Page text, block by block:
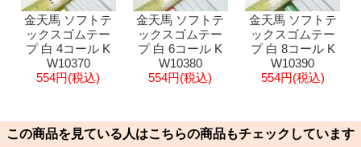
金天馬 ソフトテ
ックスゴムテー
プ 白 4コール K
W10370
554円(税込)
金天馬 ソフトテ
ックスゴムテー
プ 白 6コール K
W10380
554円(税込)
金天馬 ソフトテ
ックスゴムテー
プ 白 8コール K
W10390
554円(税込)
この商品を見ている人はこちらの商品もチェックしています